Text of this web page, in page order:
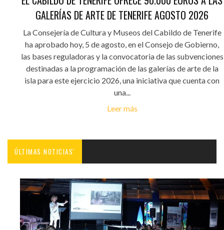
GALERÍAS DE ARTE DE TENERIFE AGOSTO 2026
La Consejería de Cultura y Museos del Cabildo de Tenerife
ha aprobado hoy, 5 de agosto, en el Consejo de Gobierno,
las bases reguladoras y la convocatoria de las subvenciones
destinadas a la programación de las galerías de arte de la
isla para este ejercicio 2026, una iniciativa que cuenta con
una...
Leer más
ÚLTIMAS NOTICIAS'